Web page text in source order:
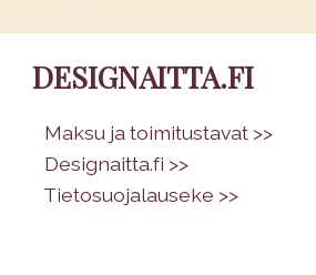
DESIGNAITTA.FI
Maksu ja toimitustavat >>
Designaitta.fi >>
Tietosuojalauseke >>